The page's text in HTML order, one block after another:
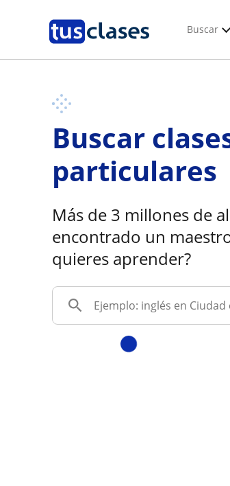
Buscar
Buscar
particulares
Más de 3 millones de
encontrado un
quieres aprender?